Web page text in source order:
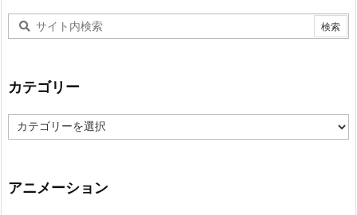
カテゴリー
テ
ー
アニメーション